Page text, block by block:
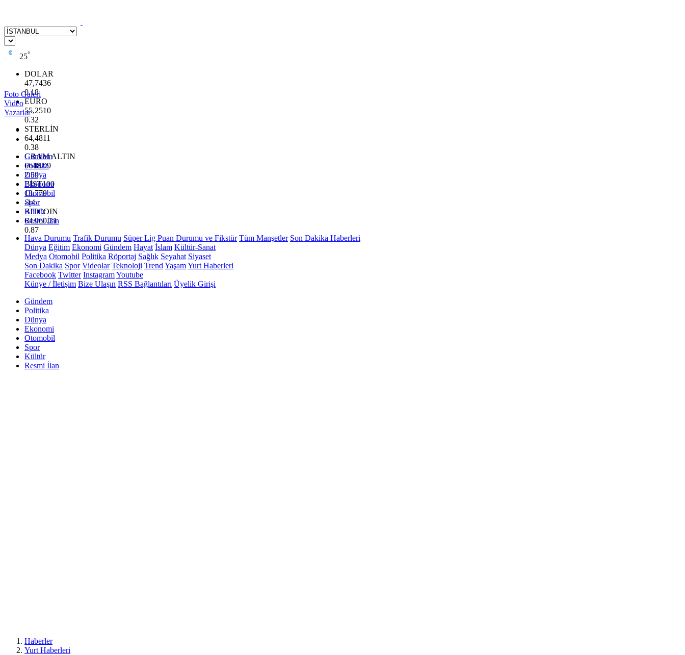
25°
DOLAR
47,7436
0.18
EURO
55,2510
0.32
STERLİN
64,4811
0.38
GRAM ALTIN
6648.99
2.59
BİST100
13.779
-14
BITCOIN
64.960,21
0.87
Foto Galeri
Video
Yazarlar
Gündem
Politika
Dünya
Ekonomi
Otomobil
Spor
Kültür
Resmi İlan
Hava Durumu Trafik Durumu Süper Lig Puan Durumu ve Fikstür Tüm Manşetler Son Dakika Haberleri
Dünya Eğitim Ekonomi Gündem Hayat İslam Kültür-Sanat
Medya Otomobil Politika Röportaj Sağlık Seyahat Siyaset
Son Dakika Spor Videolar Teknoloji Trend YaşamYurt Haberleri
Facebook Twitter InstagramYoutube
Künye / İletişim Bize Ulaşın RSS Bağlantıları Üyelik Girişi
Gündem
Politika
Dünya
Ekonomi
Otomobil
Spor
Kültür
Resmi İlan
Haberler
Yurt Haberleri